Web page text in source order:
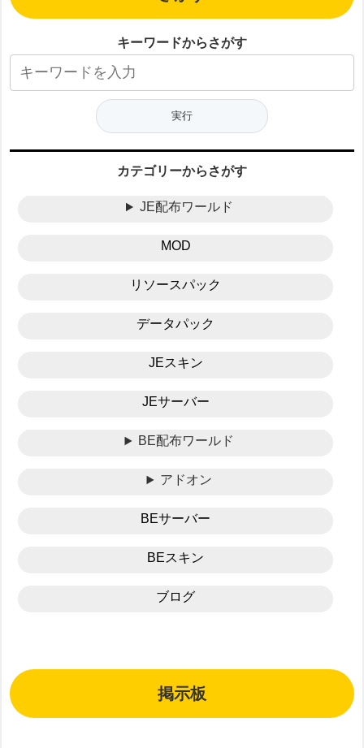
キーワードからさがす
カテゴリーからさがす
JE配布ワールド
MOD
リソースパック
データパック
JEスキン
JEサーバー
BE配布ワールド
アドオン
BEサーバー
BEスキン
ブログ
掲示板